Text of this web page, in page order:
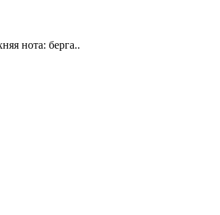
нота: берга..